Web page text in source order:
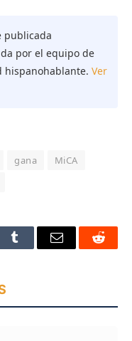
publicada
por el equipo de
hispanohablante. Ver
gana
MiCA
Tumblr Email Reddit